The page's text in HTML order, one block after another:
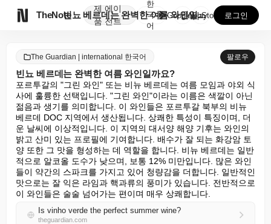
TheNote
제
품
에이
전트
빈뇨 베르데는 완벽한 여름 와인일까요?
한
국
어
GooglePlay
AppStore 로그인
The Guardian | international 한국어 팔로우
빈뇨 베르데는 완벽한 여름 와인일까요?
포르투갈의 "그린 와인" 또는 비뉴 베르데는 여름 모임과 야외 식
사에 훌륭한 선택입니다. "그린 와인"이라는 이름은 색깔이 아닌
젊음과 생기를 의미합니다. 이 와인들은 포르투갈 북부의 비뉴
베르데 DOC 지역에서 생산됩니다. 상쾌한 특성이 특징이며, 더
운 날씨에 이상적입니다. 이 지역의 대서양 해양 기후는 와인의
밝고 산미 있는 프로필에 기여합니다. 배수가 잘 되는 화강암 토
양 또한 그 맛을 형성하는 데 역할을 합니다. 비뉴 베르데는 일반
적으로 알코올 도수가 낮으며, 보통 12% 미만입니다. 많은 와인
들이 약간의 스파크를 가지고 있어 청량감을 더합니다. 일반적인
맛으로는 잘 익은 라임과 핵과류의 풍미가 있습니다. 전반적으로
이 와인들은 술술 넘어가는 편이며 매우 상쾌합니다.
Is vinho verde the perfect summer wine?
theguardian.com